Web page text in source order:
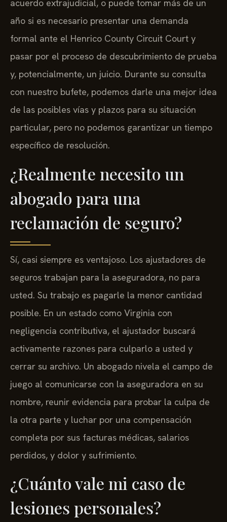
acuerdo extrajudicial, o puede tomar más de un
año si es necesario presentar una demanda
formal ante el Henrico County Circuit Court y
pasar por el proceso de descubrimiento de prueba
y, potencialmente, un juicio. Durante su consulta
con nuestro bufete, podemos darle una mejor idea
de las posibles vías y plazos para su situación
particular, pero no podemos garantizar un tiempo
específico de resolución.
¿Realmente necesito un
abogado para una
reclamación de seguro?
Sí, casi siempre es ventajoso. Los ajustadores de
seguros trabajan para la aseguradora, no para
usted. Su trabajo es pagarle la menor cantidad
posible. En un estado como Virginia con
negligencia contributiva, el ajustador buscará
activamente razones para culparlo a usted y
cerrar su archivo. Un abogado nivela el campo de
juego al comunicarse con la aseguradora en su
nombre, reunir evidencia para probar la culpa de
la otra parte y luchar por una compensación
completa por sus facturas médicas, salarios
perdidos, y dolor y sufrimiento.
¿Cuánto vale mi caso de
lesiones personales?